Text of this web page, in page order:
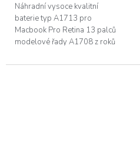
hvězdiček.
Náhradní vysoce kvalitní
baterie typ A1713 pro
Macbook Pro Retina 13 palců
modelové řady A1708 z roků
A2289 z roku 2020. Naše